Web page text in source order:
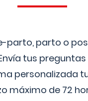
parto, parto o
tus
personalizada
máximo de 72